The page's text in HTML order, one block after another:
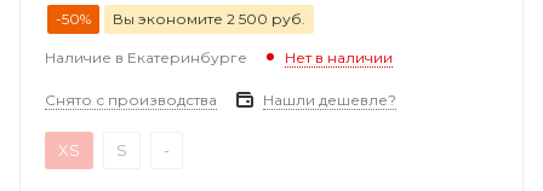
-50% Вы экономите 2 500 руб.
Наличие в Екатеринбурге Нет в наличии
Снято с производства Нашли дешевле?
XS S -